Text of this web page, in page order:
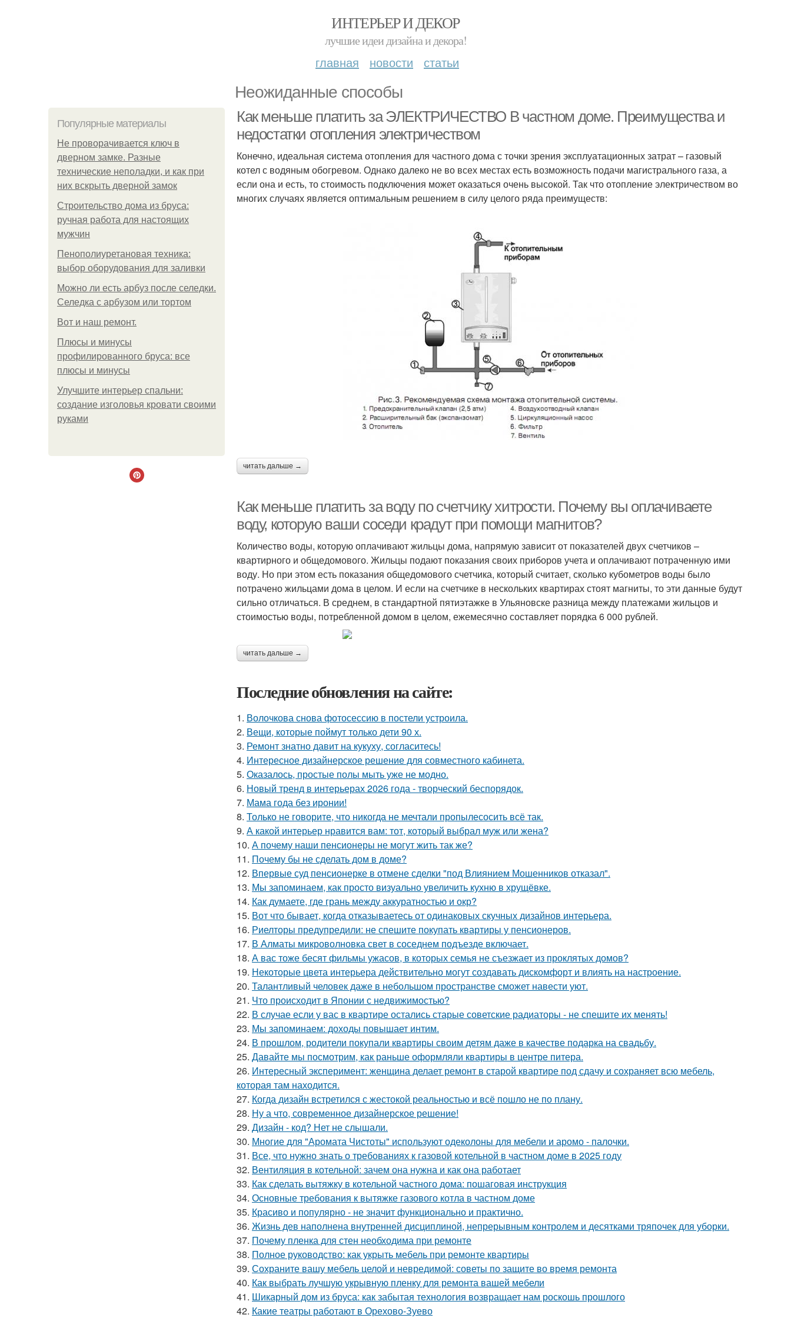
ИНТЕРЬЕР И ДЕКОР
лучшие идеи дизайна и декора!
главная новости статьи
Неожиданные способы
Популярные материалы
Не проворачивается ключ в
дверном замке. Разные
технические неполадки, и как при
них вскрыть дверной замок
Строительство дома из бруса:
ручная работа для настоящих
мужчин
Пенополиуретановая техника:
выбор оборудования для заливки
Можно ли есть арбуз после селедки.
Селедка с арбузом или тортом
Boт и наш ремoнт.
Плюсы и минусы
профилированного бруса: все
плюсы и минусы
Улучшите интерьер спальни:
создание изголовья кровати своими
руками
Как меньше платить за ЭЛЕКТРИЧЕСТВО В частном доме. Преимущества и
недостатки отопления электричеством
Конечно, идеальная система отопления для частного дома с точки зрения эксплуатационных затрат – газовый
котел с водяным обогревом. Однако далеко не во всех местах есть возможность подачи магистрального газа, а
если она и есть, то стоимость подключения может оказаться очень высокой. Так что отопление электричеством во
многих случаях является оптимальным решением в силу целого ряда преимуществ:
читать дальше →
Как меньше платить за воду по счетчику хитрости. Почему вы оплачиваете
воду, которую ваши соседи крадут при помощи магнитов?
Количество воды, которую оплачивают жильцы дома, напрямую зависит от показателей двух счетчиков –
квартирного и общедомового. Жильцы подают показания своих приборов учета и оплачивают потраченную ими
воду. Но при этом есть показания общедомового счетчика, который считает, сколько кубометров воды было
потрачено жильцами дома в целом. И если на счетчике в нескольких квартирах стоят магниты, то эти данные будут
сильно отличаться. В среднем, в стандартной пятиэтажке в Ульяновске разница между платежами жильцов и
стоимостью воды, потребленной домом в целом, ежемесячно составляет порядка 6 000 рублей.
читать дальше →
Последние обновления на сайте:
1. Волочкова снова фотосессию в постели устроила.
2. Вещи, которые поймут только дети 90 х.
3. Ремонт знатно давит на кукуху, согласитесь!
4. Интересное дизайнерское решение для совместного кабинета.
5. Оказалось, простые полы мыть уже не модно.
6. Новый тренд в интерьерах 2026 года - творческий беспорядок.
7. Мама года без иронии!
8. Только не говорите, что никогда не мечтали пропылесосить всё так.
9. А какой интерьер нравится вам: тот, который выбрал муж или жена?
10. А почему наши пенсионеры не могут жить так же?
11. Почему бы не сделать дом в доме?
12. Впервые суд пенсионерке в отмене сделки "под Влиянием Мошенников отказал".
13. Мы запоминаем, как просто визуально увеличить кухню в хрущёвке.
14. Как думаете, где грань между аккуратностью и окр?
15. Вот что бывает, когда отказываетесь от одинаковых скучных дизайнов интерьера.
16. Риелторы предупредили: не спешите покупать квартиры у пенсионеров.
17. В Алматы микроволновка свет в соседнем подъезде включает.
18. А вас тоже бесят фильмы ужасов, в которых семья не съезжает из проклятых домов?
19. Некоторые цвета интерьера действительно могут создавать дискомфорт и влиять на настроение.
20. Талантливый человек даже в небольшом пространстве сможет навести уют.
21. Что происходит в Японии с недвижимостью?
22. В случае если у вас в квартире остались старые советские радиаторы - не спешите их менять!
23. Мы запоминаем: доходы повышает интим.
24. В прошлом, родители покупали квартиры своим детям даже в качестве подарка на свадьбу.
25. Давайте мы посмотрим, как раньше оформляли квартиры в центре питера.
26. Интересный эксперимент: женщина делает ремонт в старой квартире под сдачу и сохраняет всю мебель,
которая там находится.
27. Когда дизайн встретился с жестокой реальностью и всё пошло не по плану.
28. Ну а что, современное дизайнерское решение!
29. Дизайн - код? Нет не слышали.
30. Многие для "Аромата Чистоты" используют одеколоны для мебели и аромо - палочки.
31. Все, что нужно знать о требованиях к газовой котельной в частном доме в 2025 году
32. Вентиляция в котельной: зачем она нужна и как она работает
33. Как сделать вытяжку в котельной частного дома: пошаговая инструкция
34. Основные требования к вытяжке газового котла в частном доме
35. Красиво и популярно - не значит функционально и практично.
36. Жизнь дев наполнена внутренней дисциплиной, непрерывным контролем и десятками тряпочек для уборки.
37. Почему пленка для стен необходима при ремонте
38. Полное руководство: как укрыть мебель при ремонте квартиры
39. Сохраните вашу мебель целой и невредимой: советы по защите во время ремонта
40. Как выбрать лучшую укрывную пленку для ремонта вашей мебели
41. Шикарный дом из бруса: как забытая технология возвращает нам роскошь прошлого
42. Какие театры работают в Орехово-Зуево